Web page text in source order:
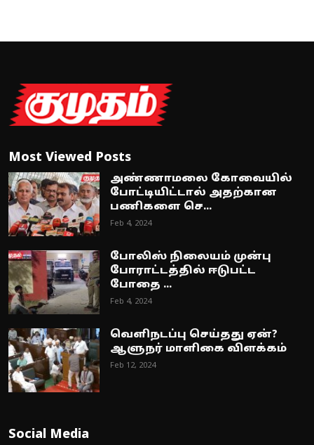
Most Viewed Posts
அண்ணாமலை கோவையில்
போட்டியிட்டால் அதற்கான
பணிகளை செ...
Feb 4, 2024
போலிஸ் நிலையம் முன்பு
போராட்டத்தில் ஈடுபட்ட
போதை ...
Feb 4, 2024
வெளிநடப்பு செய்தது ஏன்?
ஆளுநர் மாளிகை விளக்கம்
Feb 12, 2024
Social Media